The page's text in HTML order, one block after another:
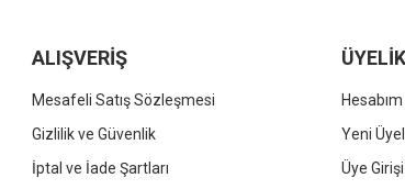
ALIŞVERİŞ
Mesafeli Satış Sözleşmesi
Gizlilik ve Güvenlik
İptal ve İade Şartları
ÜYELİK
Hesabım
Yeni
Üye Girişi